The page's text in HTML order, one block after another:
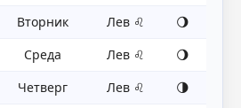
Вторник Лев ♌
🌖
Среда Лев ♌
🌖
Четверг Лев ♌
🌗